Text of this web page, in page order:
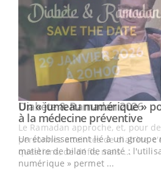
Youtube
Un « jumeau numérique »
à la médecine préventive
Un établissement lié à un
matière de bilan de santé :
numérique » permet ...